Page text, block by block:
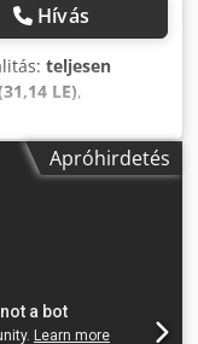
Hívás
teljesen
LE),
300 h, Hamm HD12
év: 2015 300
Kubota motor 2
ÁLLAPOTBAN!
Apróhirdetés